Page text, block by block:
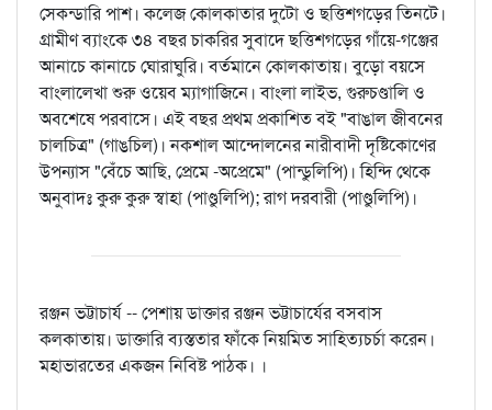
সেকন্ডারি পাশ। কলেজ কোলকাতার দুটো ও ছত্তিশগড়ের তিনটে।
গ্রামীণ ব্যাংকে ৩৪ বছর চাকরির সুবাদে ছত্তিশগড়ের গাঁয়ে-গঞ্জের
আনাচে কানাচে ঘোরাঘুরি। বর্তমানে কোলকাতায়। বুড়ো বয়সে
বাংলালেখা শুরু ওয়েব ম্যাগাজিনে। বাংলা লাইভ, গুরুচণ্ডালি ও
অবশেষে পরবাসে। এই বছর প্রথম প্রকাশিত বই "বাঙাল জীবনের
চালচিত্র" (গাঙচিল)। নকশাল আন্দোলনের নারীবাদী দৃষ্টিকোণের
উপন্যাস "বেঁচে আছি, প্রেমে -অপ্রেমে" (পান্ডুলিপি)। হিন্দি থেকে
অনুবাদঃ কুরু কুরু স্বাহা (পাণ্ডুলিপি); রাগ দরবারী (পাণ্ডুলিপি)।
রঞ্জন ভট্টাচার্য -- পেশায় ডাক্তার রঞ্জন ভট্টাচার্যের বসবাস
কলকাতায়। ডাক্তারি ব্যস্ততার ফাঁকে নিয়মিত সাহিত্যচর্চা করেন।
মহাভারতের একজন নিবিষ্ট পাঠক। ।